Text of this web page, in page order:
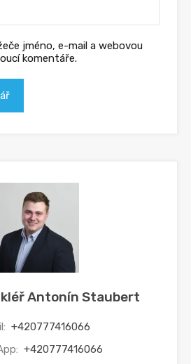
jméno, e-mail a webovou
komentáře.
Antonín Staubert
+420777416066
+420777416066